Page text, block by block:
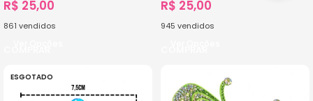
R$ 25,00
861 vendidos
R$ 25,00
945 vendidos
ESGOTADO